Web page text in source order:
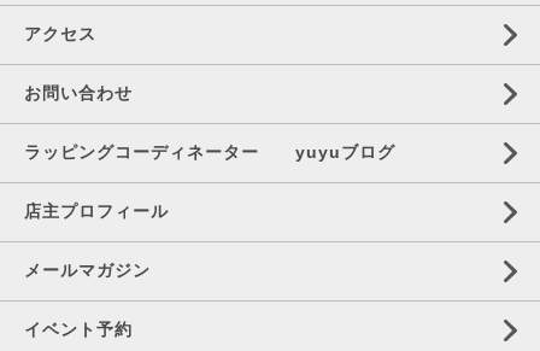
アクセス
お問い合わせ
ラッピングコーディネーター yuyuブログ
店主プロフィール
メールマガジン
イベント予約